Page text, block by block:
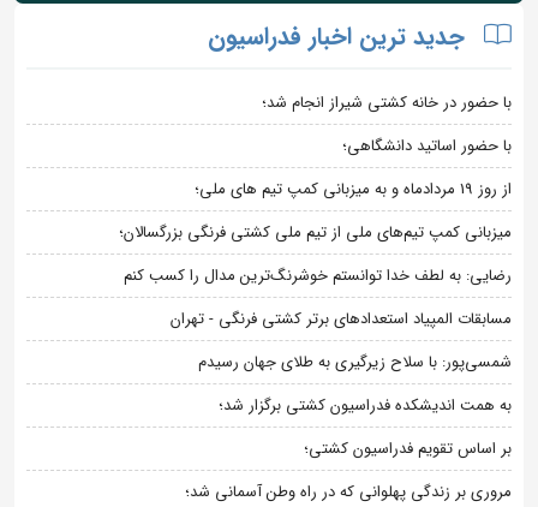
جدید ترین اخبار فدراسیون
با حضور در خانه کشتی شیراز انجام شد؛
با حضور اساتید دانشگاهی؛
از روز 19 مردادماه و به میزبانی کمپ تیم های ملی؛
میزبانی کمپ تیم‌های ملی از تیم ملی کشتی فرنگی بزرگسالان؛
رضایی: به لطف خدا توانستم خوشرنگ‌ترین مدال را کسب کنم
مسابقات المپیاد استعدادهای برتر کشتی فرنگی - تهران
شمسی‌پور: با سلاح زیرگیری به طلای جهان رسیدم
به همت اندیشکده فدراسیون کشتی برگزار شد؛
بر اساس تقویم فدراسیون کشتی؛
مروری بر زندگی پهلوانی که در راه وطن آسمانی شد؛